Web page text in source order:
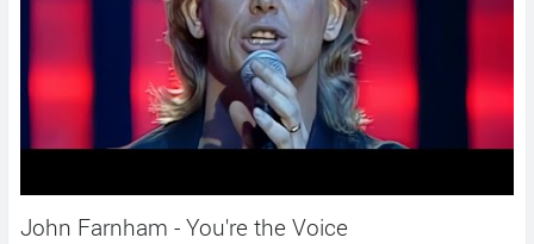
John Farnham - You're the Voice